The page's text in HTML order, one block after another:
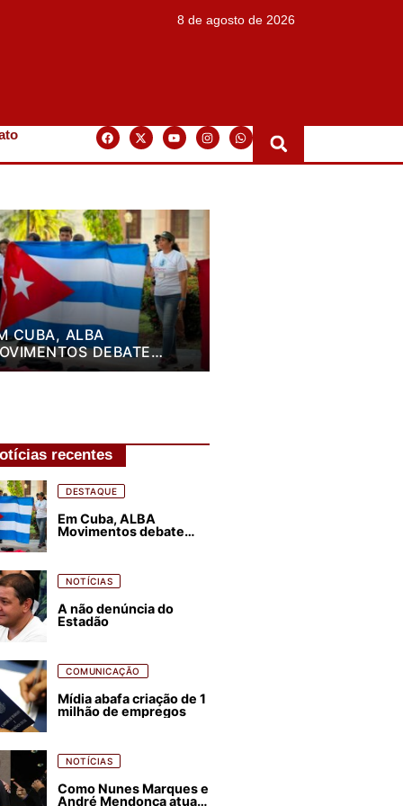
8 de agosto de 2026
CUBA, ALBA
DEBATE
DE LUTA PARA OS
recentes
DESTAQUE
Em Cuba, ALBA
Movimentos debate
NOTÍCIAS
A não denúncia do
Estadão
COMUNICAÇÃO
Mídia abafa criação de 1
milhão de empregos
NOTÍCIAS
Como Nunes Marques e
André Mendonça atuam